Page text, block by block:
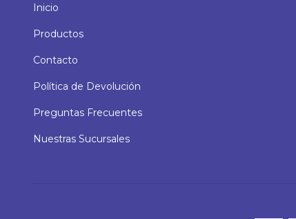
Inicio
Productos
Contacto
Política de Devolución
Preguntas Frecuentes
Nuestras Sucursales